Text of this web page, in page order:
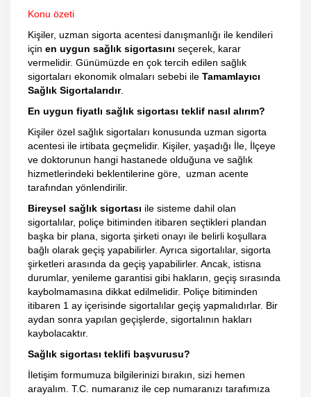
Konu özeti
Kişiler, uzman sigorta acentesi danışmanlığı ile kendileri
için en uygun sağlık sigortasını seçerek, karar
vermelidir. Günümüzde en çok tercih edilen sağlık
sigortaları ekonomik olmaları sebebi ile Tamamlayıcı
Sağlık Sigortalarıdır.
En uygun fiyatlı sağlık sigortası teklif nasıl alırım?
Kişiler özel sağlık sigortaları konusunda uzman sigorta
acentesi ile irtibata geçmelidir. Kişiler, yaşadığı İle, İlçeye
ve doktorunun hangi hastanede olduğuna ve sağlık
hizmetlerindeki beklentilerine göre, uzman acente
tarafından yönlendirilir.
Bireysel sağlık sigortası ile sisteme dahil olan
sigortalılar, poliçe bitiminden itibaren seçtikleri plandan
başka bir plana, sigorta şirketi onayı ile belirli koşullara
bağlı olarak geçiş yapabilirler. Ayrıca sigortalılar, sigorta
şirketleri arasında da geçiş yapabilirler. Ancak, istisna
durumlar, yenileme garantisi gibi hakların, geçiş sırasında
kaybolmamasına dikkat edilmelidir. Poliçe bitiminden
itibaren 1 ay içerisinde sigortalılar geçiş yapmalıdırlar. Bir
aydan sonra yapılan geçişlerde, sigortalının hakları
kaybolacaktır.
Sağlık sigortası teklifi başvurusu?
İletişim formumuza bilgilerinizi bırakın, sizi hemen
arayalım. T.C. numaranız ile cep numaranızı tarafımıza